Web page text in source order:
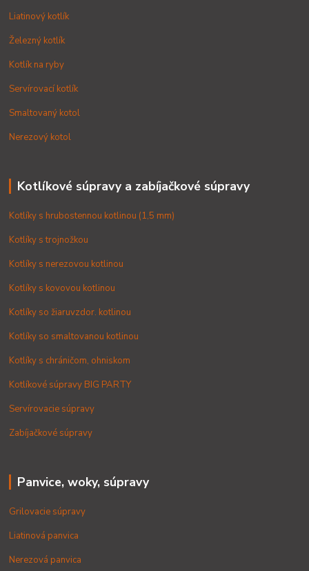
Liatinový kotlík
Železný kotlík
Kotlík na ryby
Servírovací kotlík
Smaltovaný kotol
Nerezový kotol
Kotlíkové súpravy a zabíjačkové súpravy
Kotlíky s hrubostennou kotlinou (1,5 mm)
Kotlíky s trojnožkou
Kotlíky s nerezovou kotlinou
Kotlíky s kovovou kotlinou
Kotlíky so žiaruvzdor. kotlinou
Kotlíky so smaltovanou kotlinou
Kotlíky s chráničom, ohniskom
Kotlíkové súpravy BIG PARTY
Servírovacie súpravy
Zabíjačkové súpravy
Panvice, woky, súpravy
Grilovacie súpravy
Liatinová panvica
Nerezová panvica